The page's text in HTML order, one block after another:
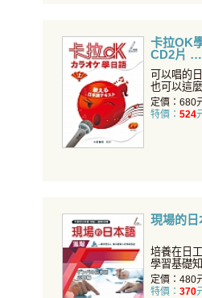
卡拉OK
CD2片
可以唱的
也可以這
首歌皆附
定價：680
特價： 524
現場的
培養在日
學習基礎
工作的知
定價：480
特價： 370